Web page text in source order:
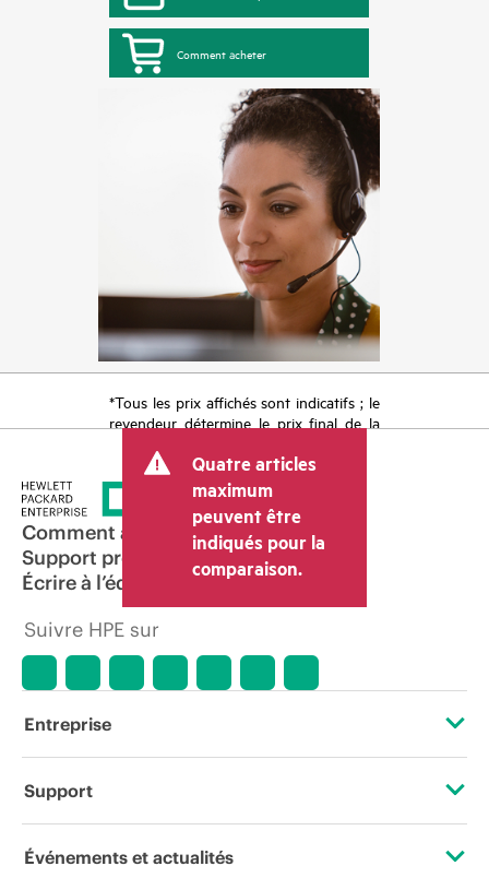
Comment acheter
*Tous les prix affichés sont indicatifs ; le
revendeur détermine le prix final de la
tels que la TVA ou les taxes sur la vente
et les frais d’expédition. Le prix de la
transaction déterminé par le revendeur
peut varier par rapport à d’autres
revendeurs et au prix indicatif affiché.
Les prix indicatifs peuvent inclure des
offres promotionnelles limitées dans le
temps. HPE se réserve le droit d’ajuster
les prix à tout moment pour diverses
raisons, notamment, mais sans s’y limiter,
l’arrêt d’un produit, la disponibilité
période de promotion et des erreurs
dans les publicités.
Quatre articles
maximum
peuvent être
indiqués pour la
comparaison.
Comment acheter
Support produit
Écrire à l’équipe commerciale
Suivre HPE sur
Entreprise
À propos de HPE
Support
Services d’assistance opérationnelle (OSS)
Événements et actualités